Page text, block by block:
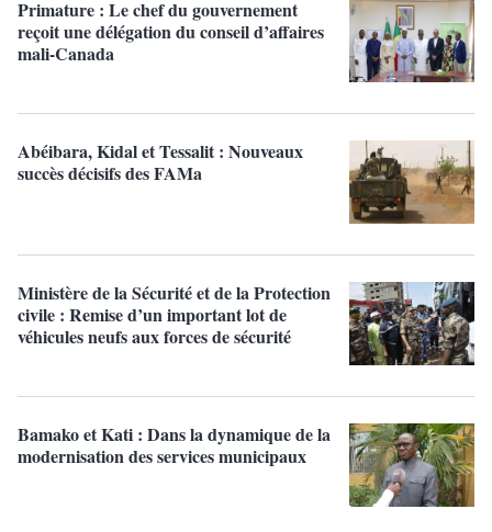
Primature : Le chef du gouvernement
reçoit une délégation du conseil d’affaires
mali-Canada
Abéibara, Kidal et Tessalit : Nouveaux
succès décisifs des FAMa
Ministère de la Sécurité et de la Protection
civile : Remise d’un important lot de
véhicules neufs aux forces de sécurité
Bamako et Kati : Dans la dynamique de la
modernisation des services municipaux